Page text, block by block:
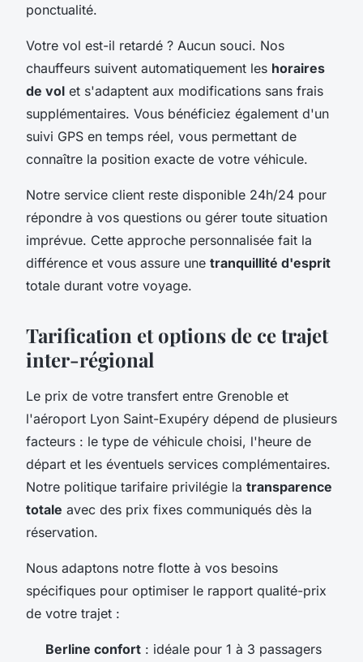
ponctualité.
Votre vol est-il retardé ? Aucun souci. Nos
chauffeurs suivent automatiquement les horaires
de vol et s'adaptent aux modifications sans frais
supplémentaires. Vous bénéficiez également d'un
suivi GPS en temps réel, vous permettant de
connaître la position exacte de votre véhicule.
Notre service client reste disponible 24h/24 pour
répondre à vos questions ou gérer toute situation
imprévue. Cette approche personnalisée fait la
différence et vous assure une tranquillité d'esprit
totale durant votre voyage.
Tarification et options de ce trajet
inter-régional
Le prix de votre transfert entre Grenoble et
l'aéroport Lyon Saint-Exupéry dépend de plusieurs
facteurs : le type de véhicule choisi, l'heure de
départ et les éventuels services complémentaires.
Notre politique tarifaire privilégie la transparence
totale avec des prix fixes communiqués dès la
réservation.
Nous adaptons notre flotte à vos besoins
spécifiques pour optimiser le rapport qualité-prix
de votre trajet :
Berline confort : idéale pour 1 à 3 passagers